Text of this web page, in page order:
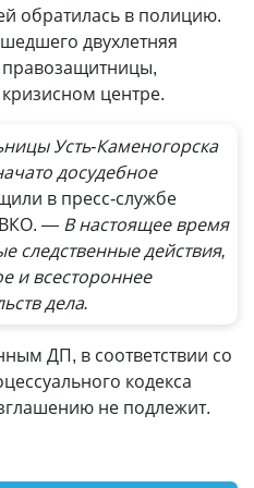
обратилась в полицию.
двухлетняя
центре.
Усть-Каменогорска
досудебное
в пресс-службе
— В настоящее время
следственные действия,
и всестороннее
дела.
ДП, в соответствии со
кодекса
не подлежит.